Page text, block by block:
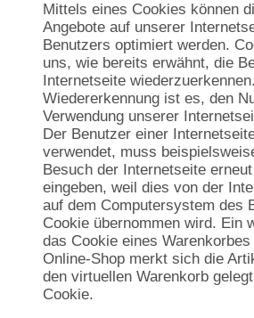
Mittels eines Cookies können
Angebote auf unserer
Benutzers optimiert werden.
uns, wie bereits erwähnt, die
Internetseite
Wiedererkennung ist es, den
Verwendung unserer
Der Benutzer einer
verwendet, muss
Besuch der Internetseite
eingeben, weil dies von der
auf dem Computersystem des
Cookie übernommen wird. Ein
das Cookie eines
Online-Shop merkt sich die
den virtuellen Warenkorb
Cookie.